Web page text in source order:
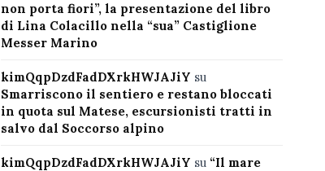
non porta fiori”, la presentazione del libro
di Lina Colacillo nella “sua” Castiglione
Messer Marino
kimQqpDzdFadDXrkHWJAJiY su
Smarriscono il sentiero e restano bloccati
in quota sul Matese, escursionisti tratti in
salvo dal Soccorso alpino
kimQqpDzdFadDXrkHWJAJiY su “Il mare